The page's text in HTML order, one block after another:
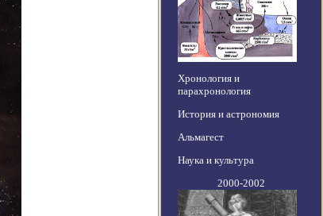
Хронология и
парахронология
История и астрономия
Альмагест
Наука и культура
2000-2002